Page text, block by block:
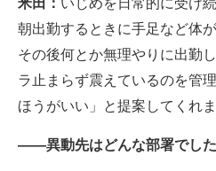
米田： いじめを日常的に受け
朝出勤するときに手足など体
その後何とか無理やりに出勤
ラ止まらず震えているのを管
ほうがいい」と提案してくれま
――異動先はどんな部署でした